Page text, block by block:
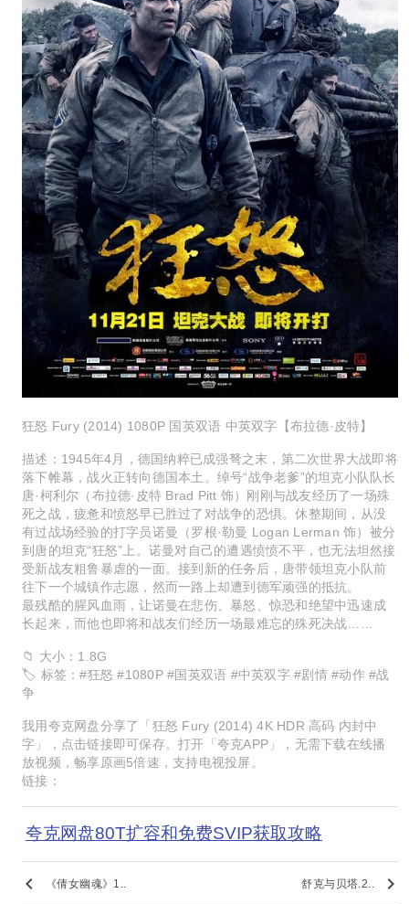
狂怒 Fury (2014) 1080P 国英双语 中英双字【布拉德·皮特】
描述：1945年4月，德国纳粹已成强弩之末，第二次世界大战即将
落下帷幕，战火正转向德国本土。绰号“战争老爹”的坦克小队队长
唐·柯利尔（布拉德·皮特 Brad Pitt 饰）刚刚与战友经历了一场殊
死之战，疲惫和愤怒早已胜过了对战争的恐惧。休整期间，从没
有过战场经验的打字员诺曼（罗根·勒曼 Logan Lerman 饰）被分
到唐的坦克“狂怒”上。诺曼对自己的遭遇愤愤不平，也无法坦然接
受新战友粗鲁暴虐的一面。接到新的任务后，唐带领坦克小队前
往下一个城镇作志愿，然而一路上却遭到德军顽强的抵抗。
最残酷的腥风血雨，让诺曼在悲伤、暴怒、惊恐和绝望中迅速成
长起来，而他也即将和战友们经历一场最难忘的殊死决战……
📁 大小：1.8G
🏷 标签：#狂怒 #1080P #国英双语 #中英双字 #剧情 #动作 #战
争
我用夸克网盘分享了「狂怒 Fury (2014) 4K HDR 高码 内封中
字」，点击链接即可保存。打开「夸克APP」，无需下载在线播
放视频，畅享原画5倍速，支持电视投屏。
链接：
夸克网盘80T扩容和免费SVIP获取攻略
keyboard_arrow_left 《倩女幽魂》1.. 舒克与贝塔.2.. keyboard_arrow_right